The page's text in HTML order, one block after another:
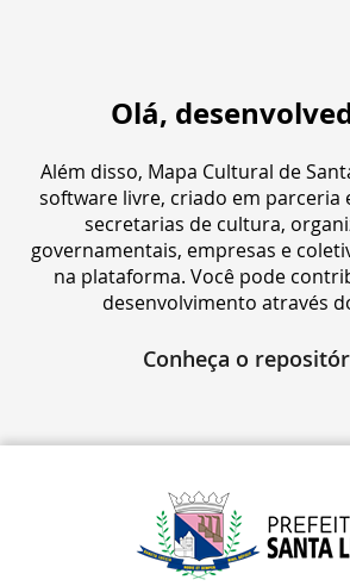
Olá,
Além disso, Mapa Cultural de
software livre, criado em parceria
secretarias de cultura,
governamentais, empresas e
na plataforma. Você pode
desenvolvimento através
Conheça o